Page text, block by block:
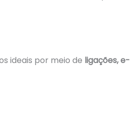
ideais por meio de ligações, e-